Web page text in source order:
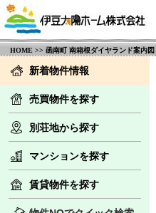
HOME >> 函南町 南箱根ダイヤランド案内図
新着物件情報
売買物件を探す
別荘地から探す
マンションを探す
賃貸物件を探す